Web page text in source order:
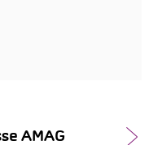
AMAG